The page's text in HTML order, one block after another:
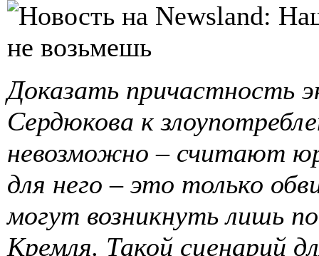
Доказать причастность
Сердюкова к
невозможно – считают
для него – это только
могут возникнуть лишь
Кремля. Такой сценарий